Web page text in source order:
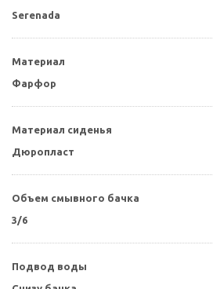
Serenada
Материал
Фарфор
Материал сиденья
Дюропласт
Объем смывного бачка
3/6
Подвод воды